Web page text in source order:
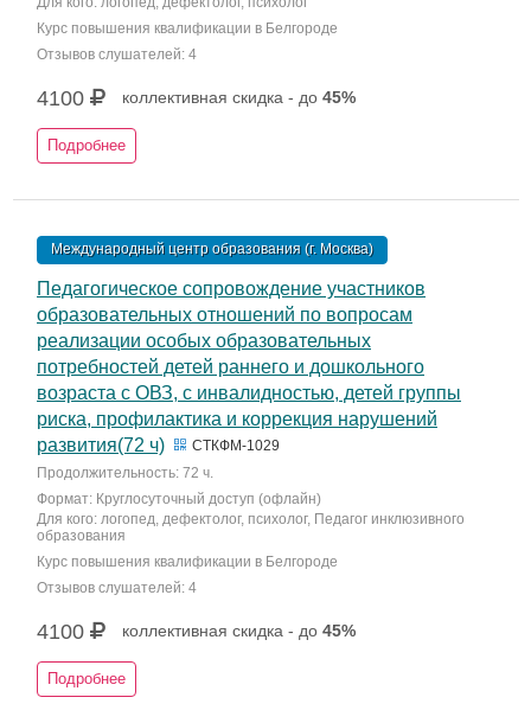
Курс повышения квалификации в Белгороде
Отзывов слушателей: 4
4100 коллективная скидка - до 45%
Подробнее
Международный центр образования (г. Москва)
Педагогическое сопровождение участников
образовательных отношений по вопросам
реализации особых образовательных
потребностей детей раннего и дошкольного
возраста с ОВЗ, с инвалидностью, детей группы
риска, профилактика и коррекция нарушений
развития(72 ч)
СТКФМ-1029
Продолжительность: 72 ч.
Формат: Круглосуточный доступ (офлайн)
Для кого: логопед, дефектолог, психолог, Педагог инклюзивного
образования
Курс повышения квалификации в Белгороде
Отзывов слушателей: 4
4100 коллективная скидка - до 45%
Подробнее